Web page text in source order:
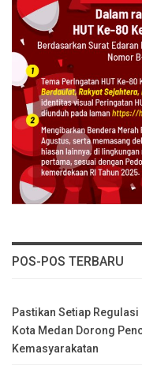
POS-POS TERBARU
Pastikan Setiap
Kota Medan Dorong
Kemasyarakatan